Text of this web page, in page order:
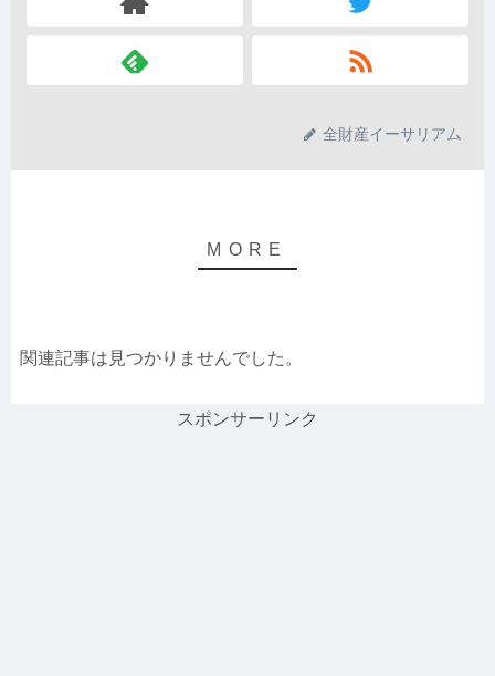
全財産イーサリアム
関連記事は見つかりませんでした。
スポンサーリンク